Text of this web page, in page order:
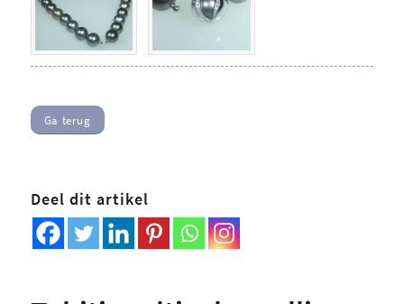
Ga terug
Deel dit artikel